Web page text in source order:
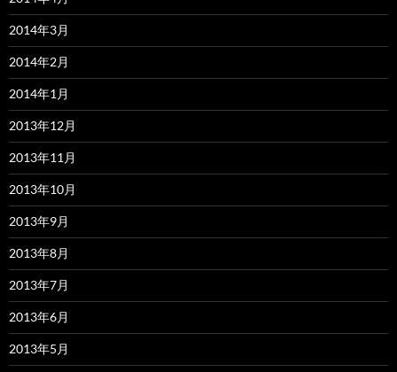
2014年3月
2014年2月
2014年1月
2013年12月
2013年11月
2013年10月
2013年9月
2013年8月
2013年7月
2013年6月
2013年5月